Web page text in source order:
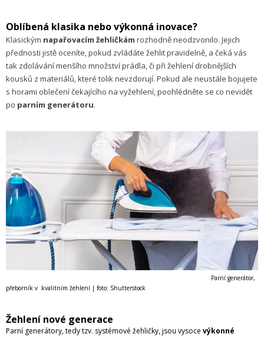
Oblíbená klasika nebo výkonná inovace?
Klasickým napařovacím žehličkám rozhodně neodzvonilo. Jejich
přednosti jistě oceníte, pokud zvládáte žehlit pravidelně, a čeká vás
tak zdolávání menšího množství prádla, či při žehlení drobnějších
kousků z materiálů, které tolik nevzdorují. Pokud ale neustále bojujete
s horami oblečení čekajícího na vyžehlení, poohlédněte se co nevidět
po parním generátoru.
Parní generátor,
přeborník v kvalitním žehlení | foto: Shutterstock
Žehlení nové generace
Parní generátory, tedy tzv. systémové žehličky, jsou vysoce výkonné